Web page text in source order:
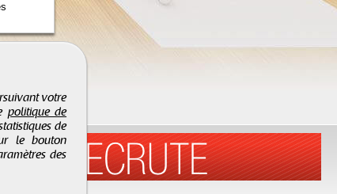
votre
politique de
de
le bouton
des